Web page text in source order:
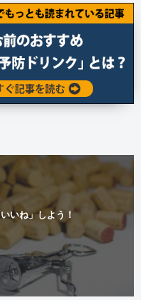
いね」しよう！